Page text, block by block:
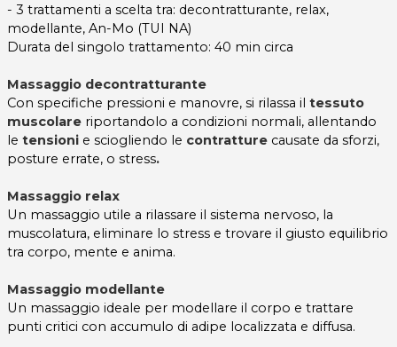
- 3 trattamenti a scelta tra: decontratturante, relax,
modellante, An-Mo (TUI NA)
Durata del singolo trattamento: 40 min circa
Massaggio decontratturante
Con specifiche pressioni e manovre, si rilassa il tessuto
muscolare riportandolo a condizioni normali, allentando
le tensioni e sciogliendo le contratture causate da sforzi,
posture errate, o stress.
Massaggio relax
Un massaggio utile a rilassare il sistema nervoso, la
muscolatura, eliminare lo stress e trovare il giusto equilibrio
tra corpo, mente e anima.
Massaggio modellante
Un massaggio ideale per modellare il corpo e trattare
punti critici con accumulo di adipe localizzata e diffusa.